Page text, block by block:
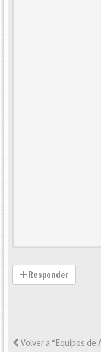
Responder
Volver a “Equipos de